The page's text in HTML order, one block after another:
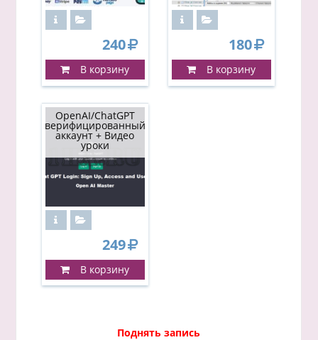
240
В корзину
180
В корзину
OpenAI/ChatGPT
верифицированный
аккаунт + Видео
уроки
249
В корзину
Поднять запись